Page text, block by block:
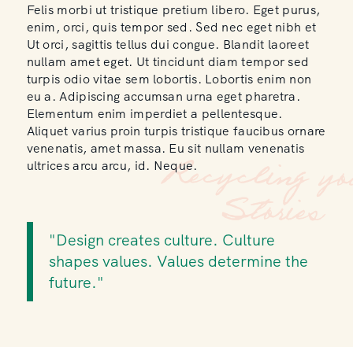
Felis morbi ut tristique pretium libero. Eget purus,
enim, orci, quis tempor sed. Sed nec eget nibh et
Ut orci, sagittis tellus dui congue. Blandit laoreet
nullam amet eget. Ut tincidunt diam tempor sed
turpis odio vitae sem lobortis. Lobortis enim non
eu a. Adipiscing accumsan urna eget pharetra.
Elementum enim imperdiet a pellentesque.
Aliquet varius proin turpis tristique faucibus ornare
venenatis, amet massa. Eu sit nullam venenatis
ultrices arcu arcu, id. Neque.
"Design creates culture. Culture
shapes values. Values determine the
future."